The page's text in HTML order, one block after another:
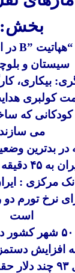
بخش:
B” در
سیستان و
بیکاری،
کولبری
که
می سازند
وضعیت ۱۰۰ سال
روز رسیده است
مرکزی :
نرخ تورم دو
است
۱۴ ساله افزایش